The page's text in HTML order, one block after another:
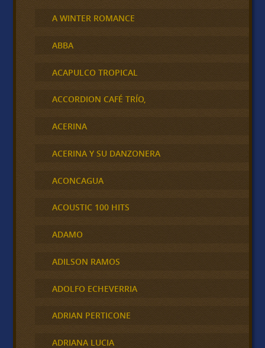
A WINTER ROMANCE
ABBA
ACAPULCO TROPICAL
ACCORDION CAFÉ TRÍO,
ACERINA
ACERINA Y SU DANZONERA
ACONCAGUA
ACOUSTIC 100 HITS
ADAMO
ADILSON RAMOS
ADOLFO ECHEVERRIA
ADRIAN PERTICONE
ADRIANA LUCIA